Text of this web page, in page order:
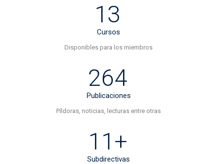
13
Cursos
Disponibles para los miembros
264
Publicaciones
Píldoras, noticias, lecturas entre otras
11+
Subdirectivas